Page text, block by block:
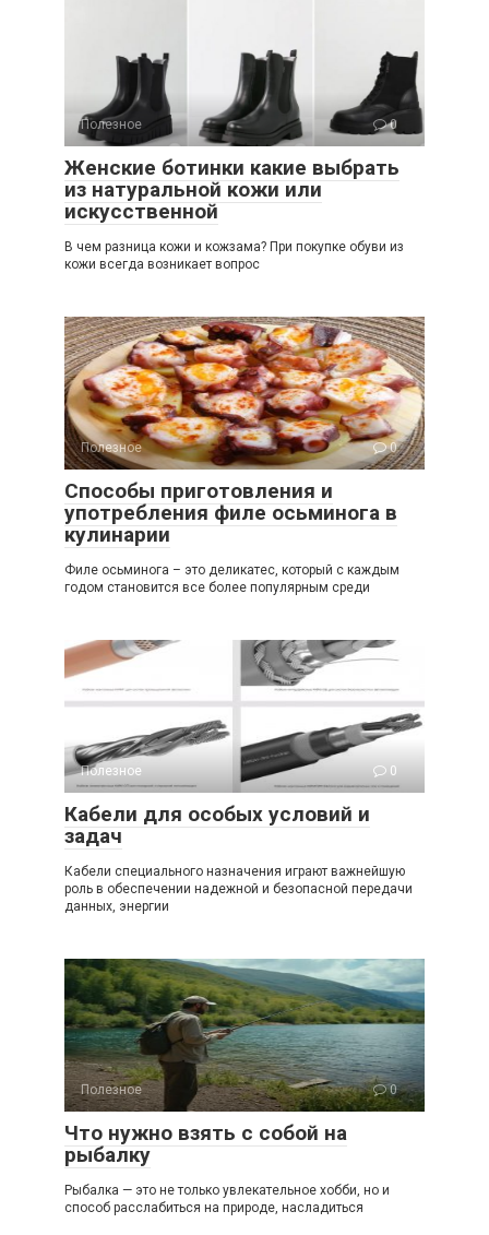
Полезное 0
Женские ботинки какие выбрать
из натуральной кожи или
искусственной
В чем разница кожи и кожзама? При покупке обуви из
кожи всегда возникает вопрос
Полезное 0
Способы приготовления и
употребления филе осьминога в
кулинарии
Филе осьминога – это деликатес, который с каждым
годом становится все более популярным среди
Полезное 0
Кабели для особых условий и
задач
Кабели специального назначения играют важнейшую
роль в обеспечении надежной и безопасной передачи
данных, энергии
Полезное 0
Что нужно взять с собой на
рыбалку
Рыбалка — это не только увлекательное хобби, но и
способ расслабиться на природе, насладиться